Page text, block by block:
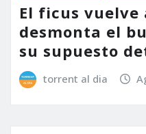
El ficus vuelve
desmonta el
su supuesto
torrent al dia